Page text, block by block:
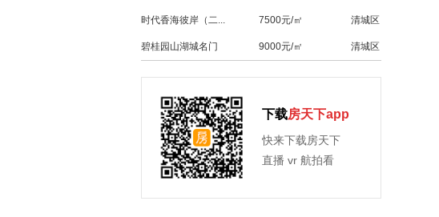
时代香海彼岸（二... 7500元/㎡ 清城区
碧桂园山湖城名门 9000元/㎡ 清城区
下载房天下app
快来下载房天下
直播 vr 航拍看